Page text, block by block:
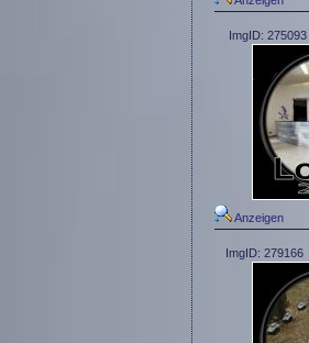
ImgID: 275093
Anzeigen
ImgID: 279166